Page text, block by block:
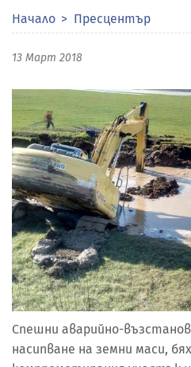
Начало Пресцентър
13 Март 2018
Спешни аварийно-
насипване на земни маси,